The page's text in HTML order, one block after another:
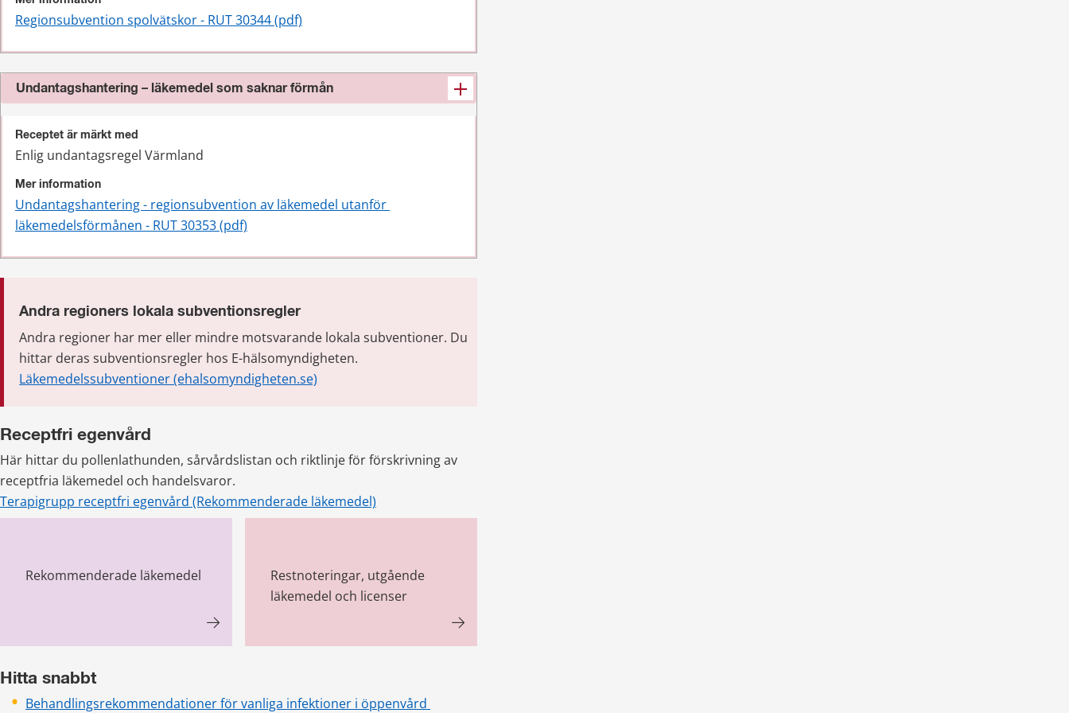
Regionsubvention spolvätskor - RUT 30344 (pdf)
Undantagshantering – läkemedel som saknar förmån
Receptet är märkt med
Enlig undantagsregel Värmland
Mer information
Undantagshantering - regionsubvention av läkemedel utanför
läkemedelsförmånen - RUT 30353 (pdf)
Andra regioners lokala subventionsregler
Andra regioner har mer eller mindre motsvarande lokala subventioner. Du
hittar deras subventionsregler hos E-hälsomyndigheten.
Läkemedelssubventioner (ehalsomyndigheten.se)
Receptfri egenvård
Här hittar du pollenlathunden, sårvårdslistan och riktlinje för förskrivning av
receptfria läkemedel och handelsvaror.
Terapigrupp receptfri egenvård (Rekommenderade läkemedel)
Rekommenderade läkemedel
Restnoteringar, utgående
läkemedel och licenser
Hitta snabbt
Behandlingsrekommendationer för vanliga infektioner i öppenvård